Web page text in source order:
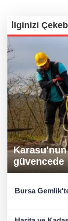
İlginizi
güvencede
Bursa